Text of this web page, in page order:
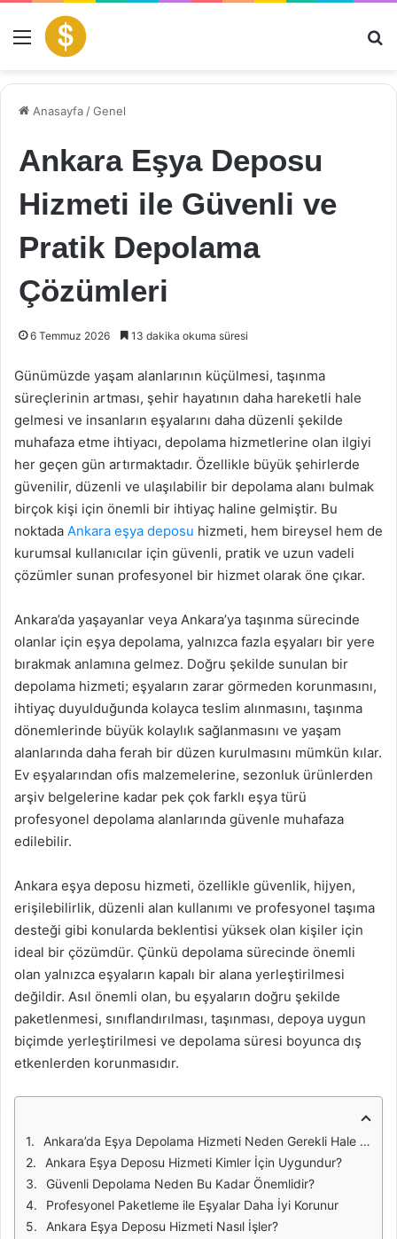
Menü
Anasayfa /Genel
Ankara Eşya Deposu
Hizmeti ile Güvenli ve
Pratik Depolama
Çözümleri
6 Temmuz 2026 13 dakika okuma süresi
Günümüzde yaşam alanlarının küçülmesi, taşınma
süreçlerinin artması, şehir hayatının daha hareketli hale
gelmesi ve insanların eşyalarını daha düzenli şekilde
muhafaza etme ihtiyacı, depolama hizmetlerine olan ilgiyi
her geçen gün artırmaktadır. Özellikle büyük şehirlerde
güvenilir, düzenli ve ulaşılabilir bir depolama alanı bulmak
birçok kişi için önemli bir ihtiyaç haline gelmiştir. Bu
noktada Ankara eşya deposu hizmeti, hem bireysel hem de
kurumsal kullanıcılar için güvenli, pratik ve uzun vadeli
çözümler sunan profesyonel bir hizmet olarak öne çıkar.
Ankara’da yaşayanlar veya Ankara’ya taşınma sürecinde
olanlar için eşya depolama, yalnızca fazla eşyaları bir yere
bırakmak anlamına gelmez. Doğru şekilde sunulan bir
depolama hizmeti; eşyaların zarar görmeden korunmasını,
ihtiyaç duyulduğunda kolayca teslim alınmasını, taşınma
dönemlerinde büyük kolaylık sağlanmasını ve yaşam
alanlarında daha ferah bir düzen kurulmasını mümkün kılar.
Ev eşyalarından ofis malzemelerine, sezonluk ürünlerden
arşiv belgelerine kadar pek çok farklı eşya türü
profesyonel depolama alanlarında güvenle muhafaza
edilebilir.
Ankara eşya deposu hizmeti, özellikle güvenlik, hijyen,
erişilebilirlik, düzenli alan kullanımı ve profesyonel taşıma
desteği gibi konularda beklentisi yüksek olan kişiler için
ideal bir çözümdür. Çünkü depolama sürecinde önemli
olan yalnızca eşyaların kapalı bir alana yerleştirilmesi
değildir. Asıl önemli olan, bu eşyaların doğru şekilde
paketlenmesi, sınıflandırılması, taşınması, depoya uygun
biçimde yerleştirilmesi ve depolama süresi boyunca dış
etkenlerden korunmasıdır.
Ankara’da Eşya Depolama Hizmeti Neden Gerekli Hale Geldi?
Ankara Eşya Deposu Hizmeti Kimler İçin Uygundur?
Güvenli Depolama Neden Bu Kadar Önemlidir?
Profesyonel Paketleme ile Eşyalar Daha İyi Korunur
Ankara Eşya Deposu Hizmeti Nasıl İşler?